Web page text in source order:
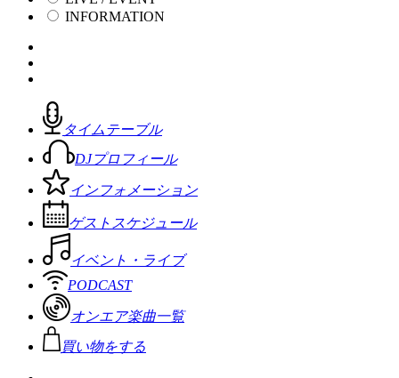
INFORMATION
タイムテーブル
DJプロフィール
インフォメーション
ゲストスケジュール
イベント・ライブ
PODCAST
オンエア楽曲一覧
買い物をする